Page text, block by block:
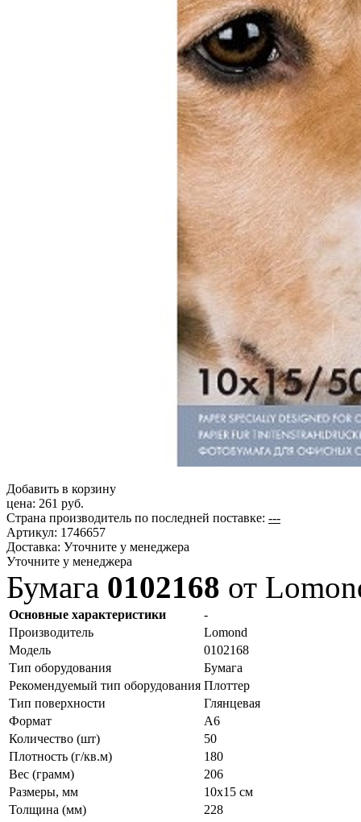
Добавить в корзину
цена: 261 руб.
Страна производитель по последней поставке: ---
Артикул: 1746657
Доставка: Уточните у менеджера
Уточните у менеджера
Бумага 0102168 от
Основные характеристики
-
Производитель
Lomond
Модель
0102168
Тип оборудования
Бумага
Рекомендуемый тип оборудования Плоттер
Тип поверхности
Глянцевая
Формат
A6
Количество (шт)
50
Плотность (г/кв.м)
180
Вес (грамм)
206
Размеры, мм
10x15 см
Толщина (мм)
228